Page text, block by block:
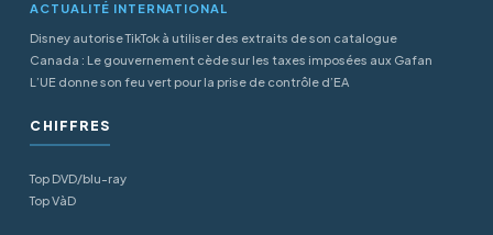
ACTUALITÉ INTERNATIONAL
Disney autorise TikTok à utiliser des extraits de son catalogue
Canada : Le gouvernement cède sur les taxes imposées aux Gafan
L’UE donne son feu vert pour la prise de contrôle d’EA
CHIFFRES
Top DVD/blu-ray
Top VàD